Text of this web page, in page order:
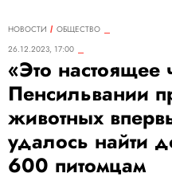
НОВОСТИ
ОБЩЕСТВО
26.12.2023, 17:00
«Это настоящее
Пенсильвании
животных
удалось найти
600 питомцам